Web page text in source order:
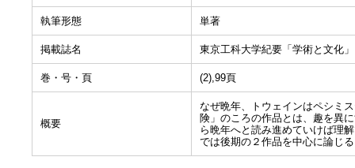
執筆形態 単著
掲載誌名 東京工科大学紀要「学術と文化」
巻・号・頁 (2),99頁
概要
なぜ晩年、トウェインはペシミ
険」のころの作品とは、趣を異
ら晩年へと読み進めていけば理
では後期の２作品を中心に論じ